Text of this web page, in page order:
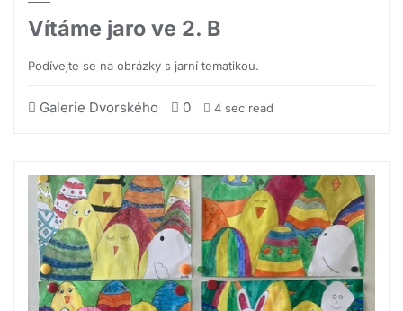
Vítáme jaro ve 2. B
Podívejte se na obrázky s jarní tematikou.
Galerie Dvorského 0 4 sec read